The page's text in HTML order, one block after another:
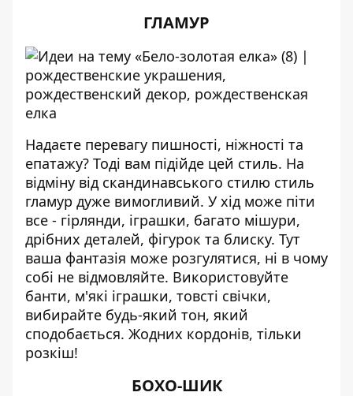
ГЛАМУР
Надаєте перевагу пишності, ніжності та
епатажу? Тоді вам підійде цей стиль. На
відміну від скандинавського стилю стиль
гламур дуже вимогливий. У хід може піти
все - гірлянди, іграшки, багато мішури,
дрібних деталей, фігурок та блиску. Тут
ваша фантазія може розгулятися, ні в чому
собі не відмовляйте. Використовуйте
банти, м'які іграшки, товсті свічки,
вибирайте будь-який тон, який
сподобається. Жодних кордонів, тільки
розкіш!
БОХО-ШИК